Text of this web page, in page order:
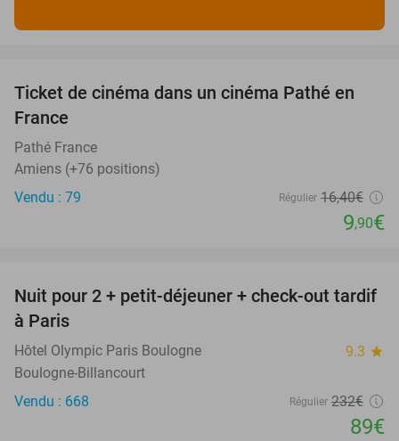
40%
Ticket de cinéma dans un cinéma Pathé en
France
Pathé France
Amiens (+76 positions)
Vendu : 79
Régulier 16,40€
9,90€
62%
Nuit pour 2 + petit-déjeuner + check-out tardif
à Paris
Hôtel Olympic Paris Boulogne 9.3 star
Boulogne-Billancourt
Vendu : 668
Régulier 232€
89€